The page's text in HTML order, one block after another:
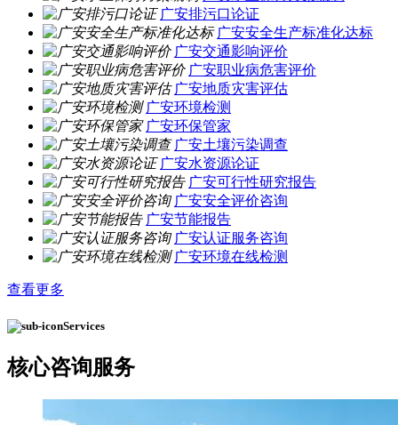
广安排污口论证
广安安全生产标准化达标
广安交通影响评价
广安职业病危害评价
广安地质灾害评估
广安环境检测
广安环保管家
广安土壤污染调查
广安水资源论证
广安可行性研究报告
广安安全评价咨询
广安节能报告
广安认证服务咨询
广安环境在线检测
查看更多
Services
核心咨询服务